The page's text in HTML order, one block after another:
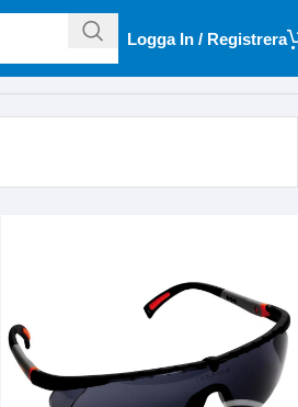
Logga In / Registrera